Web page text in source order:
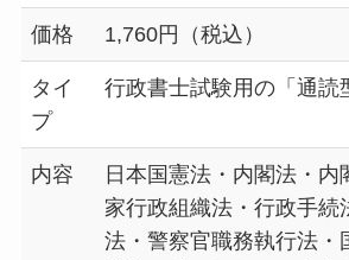
価格 1,760円（税込）
タイ
プ
行政書士試験用の「通読
内容
日本国憲法・内閣法・内
家行政組織法・行政手続
法・警察官職務執行法・